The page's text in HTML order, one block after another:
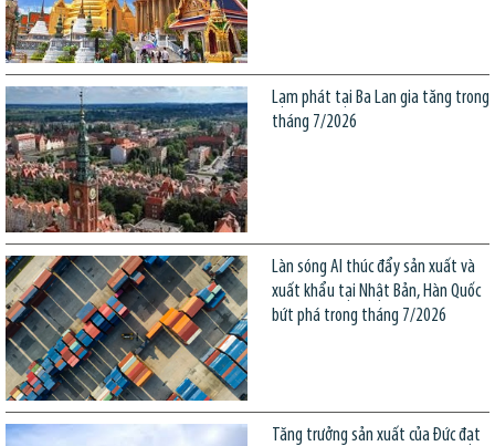
Lạm phát tại Ba Lan gia tăng trong
tháng 7/2026
Làn sóng AI thúc đẩy sản xuất và
xuất khẩu tại Nhật Bản, Hàn Quốc
bứt phá trong tháng 7/2026
Tăng trưởng sản xuất của Đức đạt